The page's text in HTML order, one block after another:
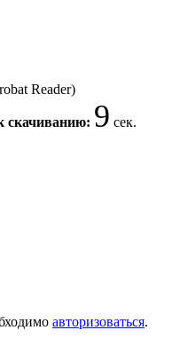
Reader)
скачиванию: 8 сек.
авторизоваться.